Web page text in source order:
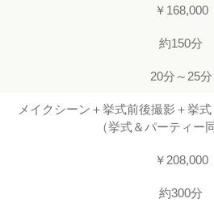
￥168,000
約150分
20分～25分
メイクシーン＋挙式前後撮影＋挙
（挙式＆パーティー
￥208,000
約300分